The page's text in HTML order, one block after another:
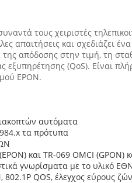
τους χειριστές
απαιτήσεις και σχεδιάζει
απόδοσης στην τιμή, τη
εξυπηρέτησης (QoS). Είναι
EPON.
αυτόματα
τα πρότυπα
και TR-069 OMCI (GPON)
γνωρίσματα με το υλικό
QOS, έλεγχος εύρους